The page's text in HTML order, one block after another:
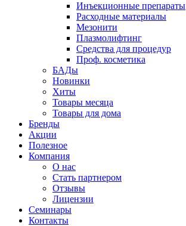
Инъекционные препараты
Расходные материалы
Мезонити
Плазмолифтинг
Средства для процедур
Проф. косметика
БАДы
Новинки
Хиты
Товары месяца
Товары для дома
Бренды
Акции
Полезное
Компания
О нас
Стать партнером
Отзывы
Лицензии
Семинары
Контакты